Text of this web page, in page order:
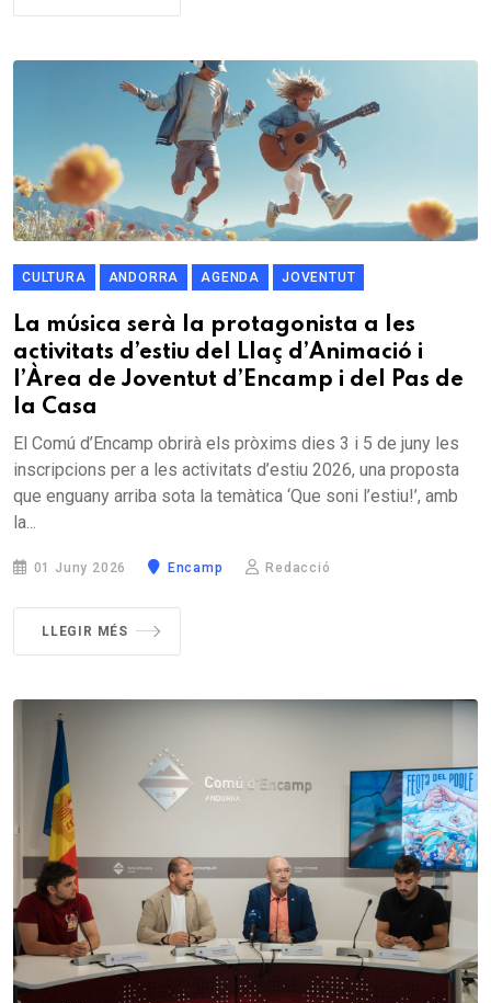
CULTURA ANDORRA AGENDA JOVENTUT
La música serà la protagonista a les
activitats d’estiu del Llaç d’Animació i
l’Àrea de Joventut d’Encamp i del Pas de
la Casa
El Comú d’Encamp obrirà els pròxims dies 3 i 5 de juny les
inscripcions per a les activitats d’estiu 2026, una proposta
que enguany arriba sota la temàtica ‘Que soni l’estiu!’, amb
la...
01 Juny 2026 Encamp Redacció
LLEGIR MÉS